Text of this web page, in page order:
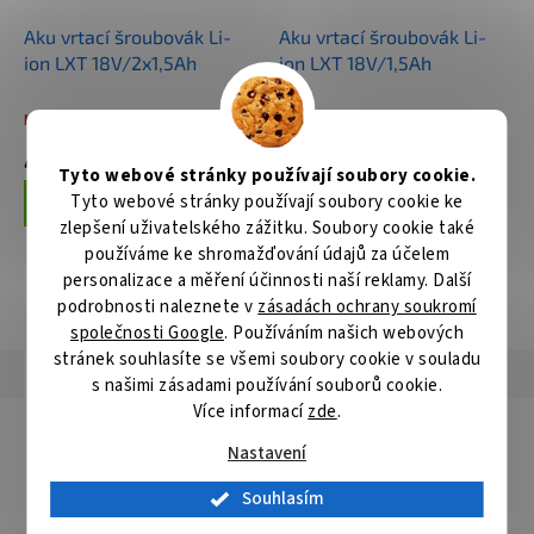
Tyto webové stránky používají soubory cookie.
Tyto webové stránky používají soubory cookie ke
zlepšení uživatelského zážitku. Soubory cookie také
používáme ke shromažďování údajů za účelem
personalizace a měření účinnosti naší reklamy. Další
podrobnosti naleznete v zásadách ochrany soukromí
společnosti Google. Používáním našich webových
stránek souhlasíte se všemi soubory cookie v souladu
s našimi zásadami používání souborů cookie.
Více informacízde.
Nastavení
Souhlasím
Aku vrtací šroubovák Li-
ion LXT 18V/2x1,5Ah
Není skladem
4 792 Kč
Do košíku
Aku vrtací šroubovák Li-
ion LXT 18V/1,5Ah
Není skladem
3 839 Kč
Do košíku
ZOBRAZIT VŠECHNY SOUVISEJÍCÍ PRODUKTY
Hodnocení Diskuze
16-152 mm. To umožňuje velmi rychlou a bezpečnou výměnu
centrovacích vrtáků a vrtacích korunek bez použití nářadí.